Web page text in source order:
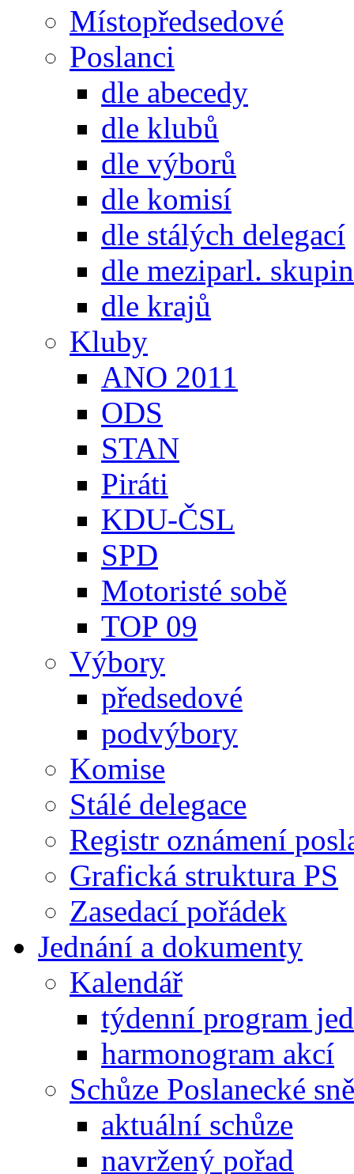
Místopředsedové
Poslanci
dle abecedy
dle klubů
dle výborů
dle komisí
dle stálých delegací
dle meziparl. skupin
dle krajů
Kluby
ANO 2011
ODS
STAN
Piráti
KDU-ČSL
SPD
Motoristé sobě
TOP 09
Výbory
předsedové
podvýbory
Komise
Stálé delegace
Registr oznámení
Grafická struktura PS
Zasedací pořádek
Jednání a dokumenty
Kalendář
týdenní program
harmonogram akcí
Schůze Poslanecké
aktuální schůze
navržený pořad